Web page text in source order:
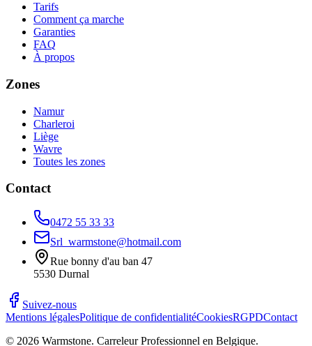
Tarifs
Comment ça marche
Garanties
FAQ
À propos
Zones
Namur
Charleroi
Liège
Wavre
Toutes les zones
Contact
0472 55 33 33
Srl_warmstone@hotmail.com
Rue bonny d'au ban 47
5530 Durnal
Suivez-nous
Mentions légalesPolitique de confidentialitéCookiesRGPDContact
© 2026 Warmstone. Carreleur Professionnel en Belgique.